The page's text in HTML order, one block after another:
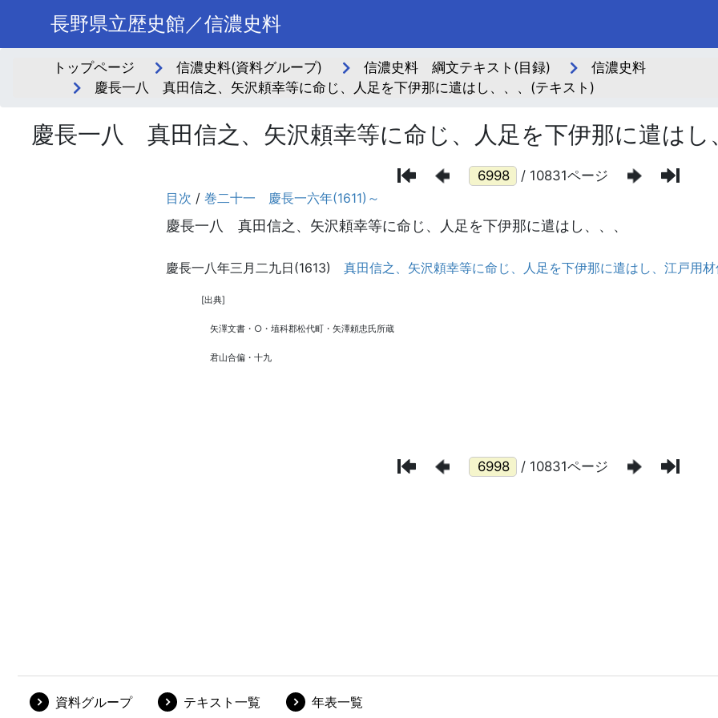
長野県立歴史館／信濃史料
トップページ 信濃史料(資料グループ) 信濃史料 綱文テキスト(目録)
信濃史料
慶長一八 真田信之、矢沢頼幸等に命じ、人足を下伊那に遣はし、、、(テキスト)
慶長一八 真田信之、矢沢頼幸等に命じ、人足を下伊那に遣はし
/ 10831ページ
/ 10831ページ
資料グループ テキスト一覧 年表一覧